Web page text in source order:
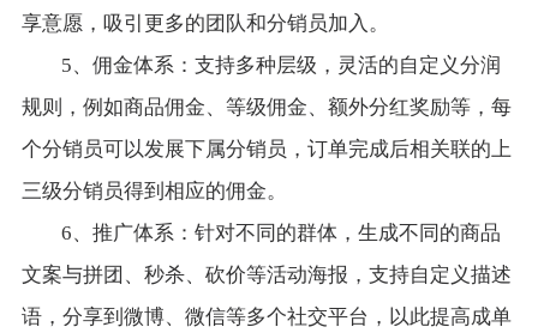
享意愿，吸引更多的团队和分销员加入。
5、佣金体系：支持多种层级，灵活的自定义分润
规则，例如商品佣金、等级佣金、额外分红奖励等，每
个分销员可以发展下属分销员，订单完成后相关联的上
三级分销员得到相应的佣金。
6、推广体系：针对不同的群体，生成不同的商品
文案与拼团、秒杀、砍价等活动海报，支持自定义描述
语，分享到微博、微信等多个社交平台，以此提高成单